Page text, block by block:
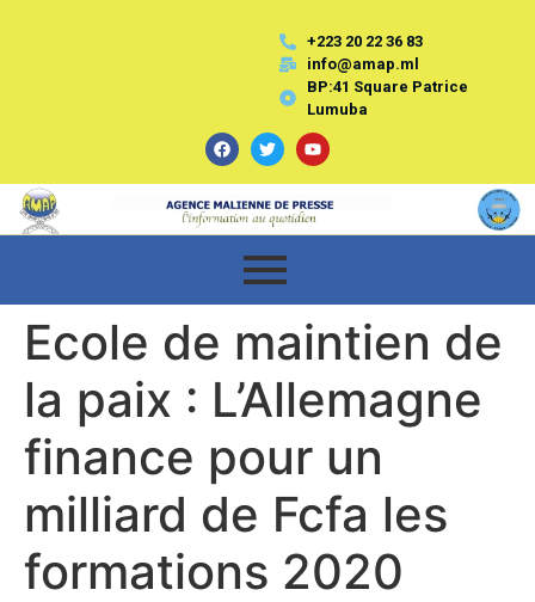
+223 20 22 36 83
info@amap.ml
BP:41 Square Patrice
Lumuba
Ecole de maintien de
la paix : L’Allemagne
finance pour un
milliard de Fcfa les
formations 2020